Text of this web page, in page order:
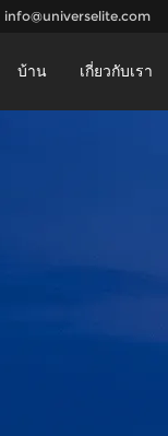
info@universelite.com
บ้าน เกี่ยวกับเรา